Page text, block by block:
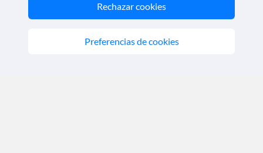
Rechazar cookies
Preferencias de cookies